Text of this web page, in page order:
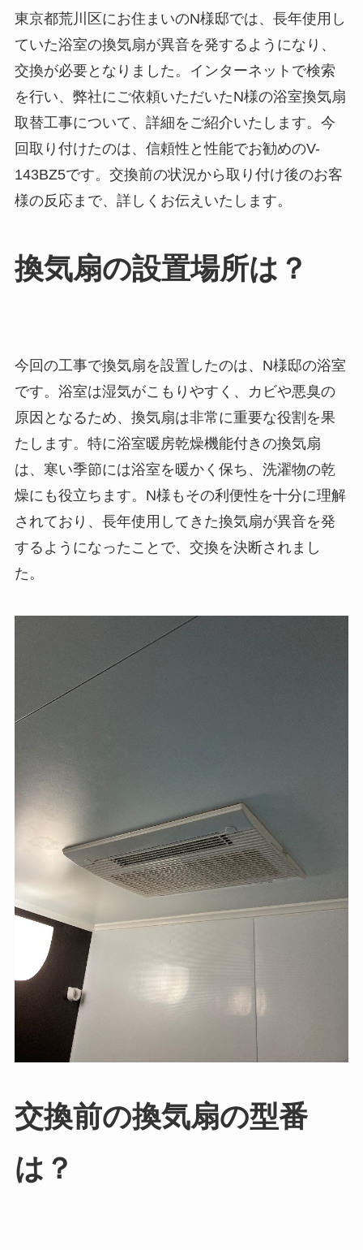
東京都荒川区にお住まいのN様邸では、長年使用し
ていた浴室の換気扇が異音を発するようになり、
交換が必要となりました。インターネットで検索
を行い、弊社にご依頼いただいたN様の浴室換気扇
取替工事について、詳細をご紹介いたします。今
回取り付けたのは、信頼性と性能でお勧めのV-
143BZ5です。交換前の状況から取り付け後のお客
様の反応まで、詳しくお伝えいたします。
換気扇の設置場所は？
今回の工事で換気扇を設置したのは、N様邸の浴室
です。浴室は湿気がこもりやすく、カビや悪臭の
原因となるため、換気扇は非常に重要な役割を果
たします。特に浴室暖房乾燥機能付きの換気扇
は、寒い季節には浴室を暖かく保ち、洗濯物の乾
燥にも役立ちます。N様もその利便性を十分に理解
されており、長年使用してきた換気扇が異音を発
するようになったことで、交換を決断されまし
た。
交換前の換気扇の型番
は？